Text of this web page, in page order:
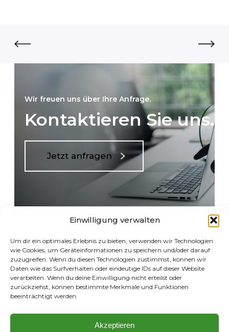
Einwilligung verwalten
Um dir ein optimales Erlebnis zu bieten, verwenden wir Technologien
wie Cookies, um Geräteinformationen zu speichern und/oder darauf
zuzugreifen. Wenn du diesen Technologien zustimmst, können wir
Daten wie das Surfverhalten oder eindeutige IDs auf dieser Website
verarbeiten. Wenn du deine Einwilligung nicht erteilst oder
zurückziehst, können bestimmte Merkmale und Funktionen
beeinträchtigt werden.
Akzeptieren
Wir freuen uns über Ihre Anfrage.
Kontaktieren Sie uns.
Jetzt anfragen